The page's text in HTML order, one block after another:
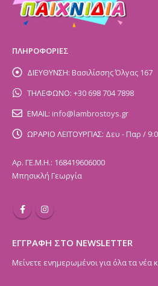
ΠΛΗΡΟΦΟΡΙΕΣ
ΔΙΕΥΘΥΝΣΗ: Βασιλίσσης Όλγας 167
ΤΗΛΕΦΩΝΟ: +30 698 704 7898
EMAIL: info@lambrostoys.gr
ΩΡΑΡΙΟ ΛΕΙΤΟΥΡΓΙΑΣ: Δευ - Παρ /
Αρ. ΓΕ.Μ.Η.: 168419606000
Μπησικλή Γεωργία
ΕΓΓΡΑΦΗ ΣΤΟ NEWSLETTER
Μείνετε ενημερωμένοι για όλα τα νέα